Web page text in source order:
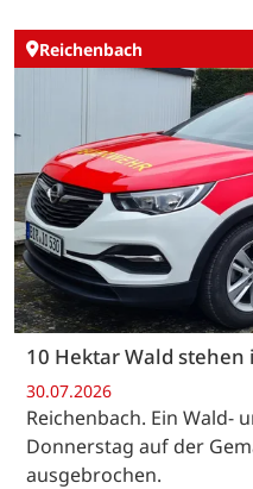
Reichenbach
10 Hektar Wald stehen
30.07.2026
Reichenbach. Ein Wald-
Donnerstag auf der
ausgebrochen.